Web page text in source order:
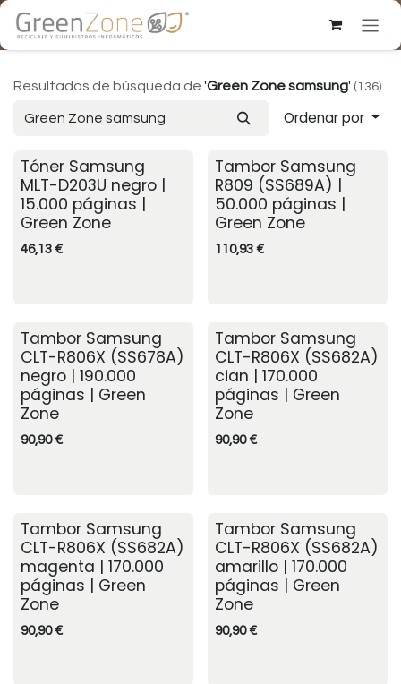
Ir al contenido
Resultados de búsqueda de 'Green Zone samsung' (136)
Ordenar por
Tóner Samsung
MLT-D203U negro |
15.000 páginas |
Green Zone
46,13 €
Tambor Samsung
R809 (SS689A) |
50.000 páginas |
Green Zone
110,93€
Tambor Samsung
CLT-R806X (SS678A)
negro | 190.000
páginas | Green
Zone
90,90€
Tambor Samsung
CLT-R806X (SS682A)
cian | 170.000
páginas | Green
Zone
90,90€
Tambor Samsung
CLT-R806X (SS682A)
magenta | 170.000
páginas | Green
Zone
90,90€
Tambor Samsung
CLT-R806X (SS682A)
amarillo | 170.000
páginas | Green
Zone
90,90€